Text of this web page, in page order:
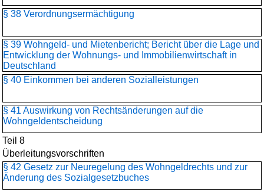
§ 38 Verordnungsermächtigung
§ 39 Wohngeld- und Mietenbericht; Bericht über die Lage und
Entwicklung der Wohnungs- und Immobilienwirtschaft in
Deutschland
§ 40 Einkommen bei anderen Sozialleistungen
§ 41 Auswirkung von Rechtsänderungen auf die
Wohngeldentscheidung
Teil 8
Überleitungsvorschriften
§ 42 Gesetz zur Neuregelung des Wohngeldrechts und zur
Änderung des Sozialgesetzbuches